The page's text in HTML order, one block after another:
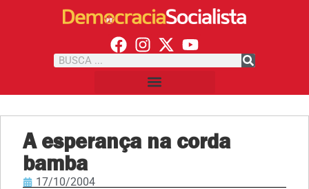
A esperança na corda
bamba
17/10/2004